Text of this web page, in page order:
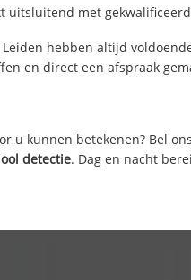
uitsluitend met
Leiden hebben altijd
en direct een afspraak
u kunnen betekenen? Bel
detectie. Dag en nacht